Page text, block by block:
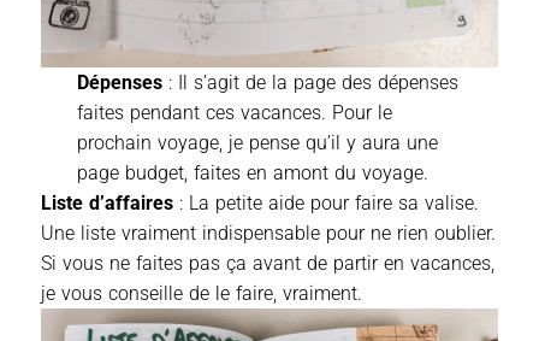
Dépenses : Il s’agit de la page des dépenses
faites pendant ces vacances. Pour le
prochain voyage, je pense qu’il y aura une
page budget, faites en amont du voyage.
Liste d’affaires : La petite aide pour faire sa valise.
Une liste vraiment indispensable pour ne rien oublier.
Si vous ne faites pas ça avant de partir en vacances,
je vous conseille de le faire, vraiment.